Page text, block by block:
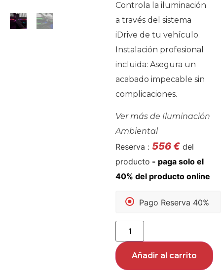
Controla la iluminación
a través del sistema
iDrive de tu vehículo.
Instalación profesional
incluida: Asegura un
acabado impecable sin
complicaciones.
Ver más de Iluminación
Ambiental
Reserva : 556€ del
producto
Pago Reserva 40%
Añadir al carrito